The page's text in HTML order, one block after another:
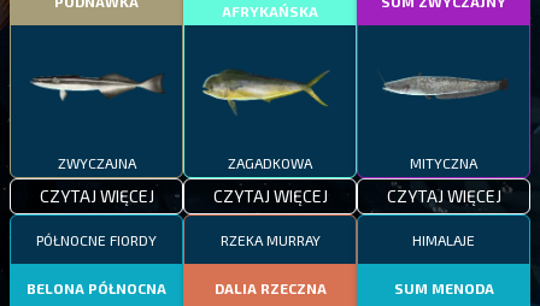
ZWYCZAJNA
CZYTAJ WIĘCEJ
AFRYKAŃSKA
ZAGADKOWA
CZYTAJ WIĘCEJ
MITYCZNA
CZYTAJ WIĘCEJ
PÓŁNOCNE FIORDY
BELONA PÓŁNOCNA
RZEKA MURRAY
DALIA RZECZNA
HIMALAJE
SUM MENODA